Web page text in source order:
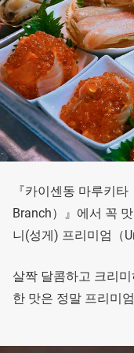
『카이센동 마루키
Branch）』에서 꼭
니(성게) 프리미엄（
살짝 달콤하고 크리
한 맛은 정말 프리미